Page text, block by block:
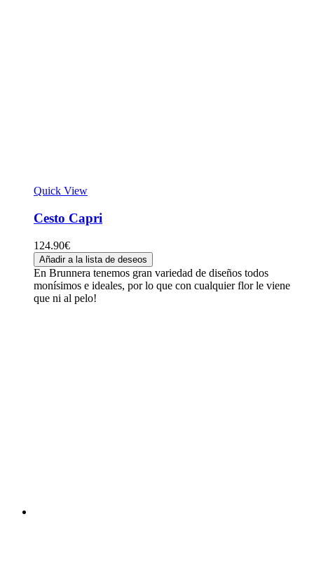
Quick View
Cesto Capri
124.90€
Añadir a la lista de deseos
En Brunnera tenemos gran variedad de diseños todos
monísimos e ideales, por lo que con cualquier flor le viene
que ni al pelo!